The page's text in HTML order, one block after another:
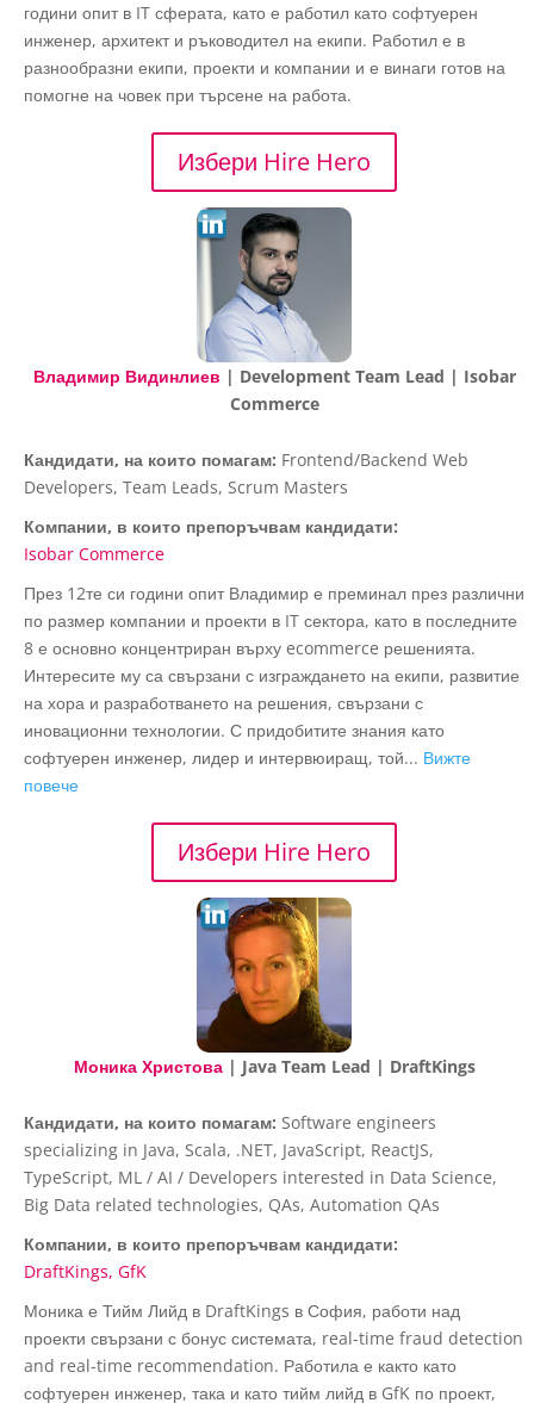
години опит в IT сферата, като е работил като софтуерен
инженер, архитект и ръководител на екипи. Работил е в
разнообразни екипи, проекти и компании и е винаги готов на
помогне на човек при търсене на работа.
Избери Hire Hero
Владимир Видинлиев | Development Team Lead | Isobar
Commerce
Кандидати, на които помагам: Frontend/Backend Web
Developers, Team Leads, Scrum Masters
Компании, в които препоръчвам кандидати:
Isobar Commerce
През 12те си години опит Владимир е преминал през различни
по размер компании и проекти в IT сектора, като в последните
8 е основно концентриран върху ecommerce решенията.
Интересите му са свързани с изграждането на екипи, развитие
на хора и разработването на решения, свързани с
иновационни технологии. С придобитите знания като
софтуерен инженер, лидер и интервюиращ, той... Вижте
повече
Избери Hire Hero
Моника Христова| Java Team Lead | DraftKings
Кандидати, на които помагам: Software engineers
specializing in Java, Scala, .NET, JavaScript, ReactJS,
TypeScript, ML / AI / Developers interested in Data Science,
Big Data related technologies, QAs, Automation QAs
Компании, в които препоръчвам кандидати:
DraftKings GfK
Моника е Тийм Лийд в DraftKings в София, работи над
проекти свързани с бонус системата, real-time fraud detection
and real-time recommendation. Работила е както като
софтуерен инженер, така и като тийм лийд в GfK по проект,